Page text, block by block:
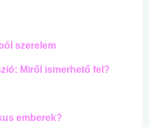
szerelem
Miről ismerhető fel?
emberek?